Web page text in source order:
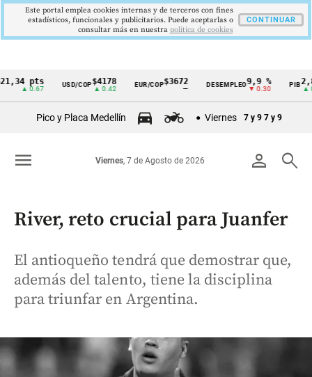
Cintillo
Colombia
pts USD/COP$4178
▲ 0.42
EUR/COP$3672
—
DESEMPLEO9,9 %
▼ 0.30
PIB 2,8 %
▲ 0.10
Pico y Placa Medellín Viernes 7 y 9 7 y 9
person search
Viernes, 7 de Agosto de 2026
menu
River, reto crucial para Juanfer
El antioqueño tendrá que demostrar que,
además del talento, tiene la disciplina
para triunfar en Argentina.
Este portal emplea cookies internas y de terceros con fines
estadísticos, funcionales y publicitarios. Puede aceptarlas o
consultar más en nuestra politica de cookies
CONTINUAR